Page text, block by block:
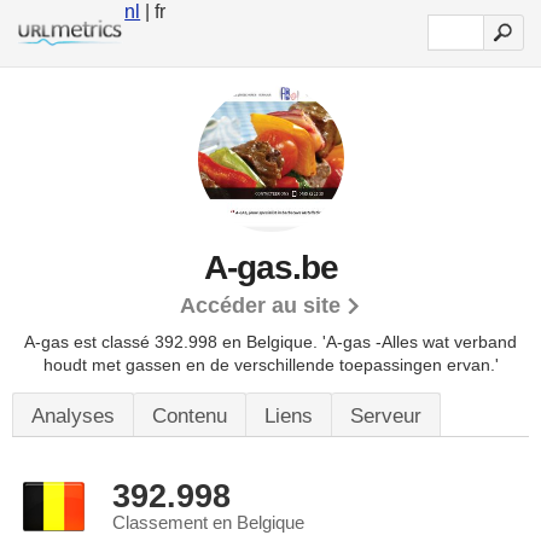
nl | fr
A-gas.be
Accéder au site
A-gas est classé 392.998 en Belgique. 'A-gas -Alles wat verband
houdt met gassen en de verschillende toepassingen ervan.'
Analyses Contenu Liens Serveur
392.998
Classement en Belgique